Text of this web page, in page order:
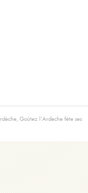
, Goûtez l'Ardèche fête ses